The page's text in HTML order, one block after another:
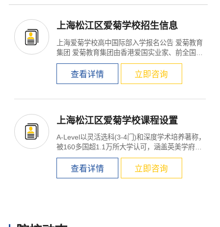
上海松江区爱菊学校招生信息
上海爱菊学校高中国际部入学报名公告 爱菊教育
集团 爱菊教育集团由香港爱国实业家、前全国政
协委员刘浩清先...
查看详情 立即咨询
上海松江区爱菊学校课程设置
A-Level以灵活选科(3-4门)和深度学术培养著称，
被160多国超1.1万所大学认可，涵盖英美学府如
牛津、剑桥(要...
查看详情 立即咨询